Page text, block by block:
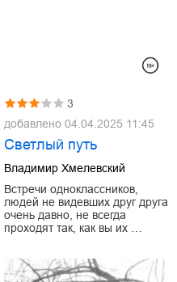
3
добавлено 04.04.2025 11:45
Светлый путь
Владимир Хмелевский
Встречи одноклассников,
людей не видевших друг друга
очень давно, не всегда
проходят так, как вы их …